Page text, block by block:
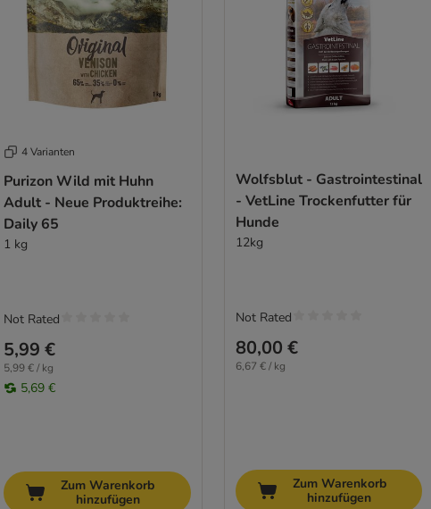
4 Varianten
Purizon Wild mit Huhn
Adult - Neue Produktreihe:
Daily 65
1 kg
5,99 €
5,99 € / kg
5,69 €
Not Rated
Zum Warenkorb
hinzufügen
Wolfsblut - Gastrointestinal
- VetLine Trockenfutter für
Hunde
12kg
80,00 €
6,67 € / kg
Not Rated
Zum Warenkorb
hinzufügen